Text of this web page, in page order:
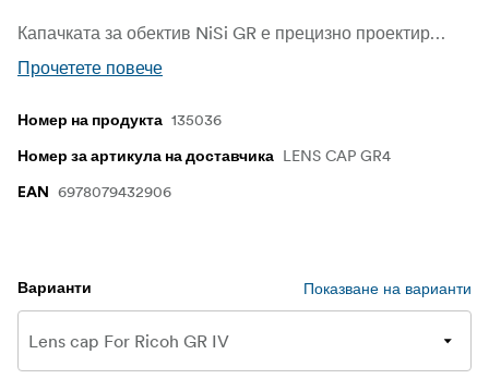
Капачката за обектив NiSi GR е прецизно проектирана заместителка, създадена специално за Ricoh GR IV. С перфектно прилягане и безпроблемна съвместимост, тя гарантира, че вашият фотоапарат остава напълно защитен, когато не се използва. (Не е съвместима с моделите Ricoh GR III.)
Прочетете повече
Номер на продукта 135036
Номер за артикула на доставчика LENS CAP GR4
EAN 6978079432906
Варианти Показване на варианти